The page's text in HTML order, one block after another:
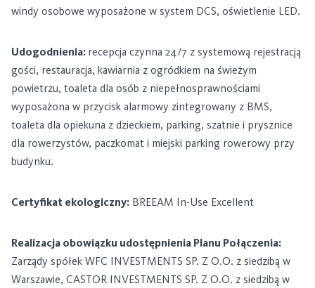
windy osobowe wyposażone w system DCS, oświetlenie LED.
Udogodnienia: recepcja czynna 24/7 z systemową rejestracją
gości, restauracja, kawiarnia z ogródkiem na świeżym
powietrzu, toaleta dla osób z niepełnosprawnościami
wyposażona w przycisk alarmowy zintegrowany z BMS,
toaleta dla opiekuna z dzieckiem, parking, szatnie i prysznice
dla rowerzystów, paczkomat i miejski parking rowerowy przy
budynku.
Certyfikat ekologiczny: BREEAM In-Use Excellent
Realizacja obowiązku udostępnienia Planu Połączenia:
Zarządy spółek WFC INVESTMENTS SP. Z O.O. z siedzibą w
Warszawie, CASTOR INVESTMENTS SP. Z O.O. z siedzibą w